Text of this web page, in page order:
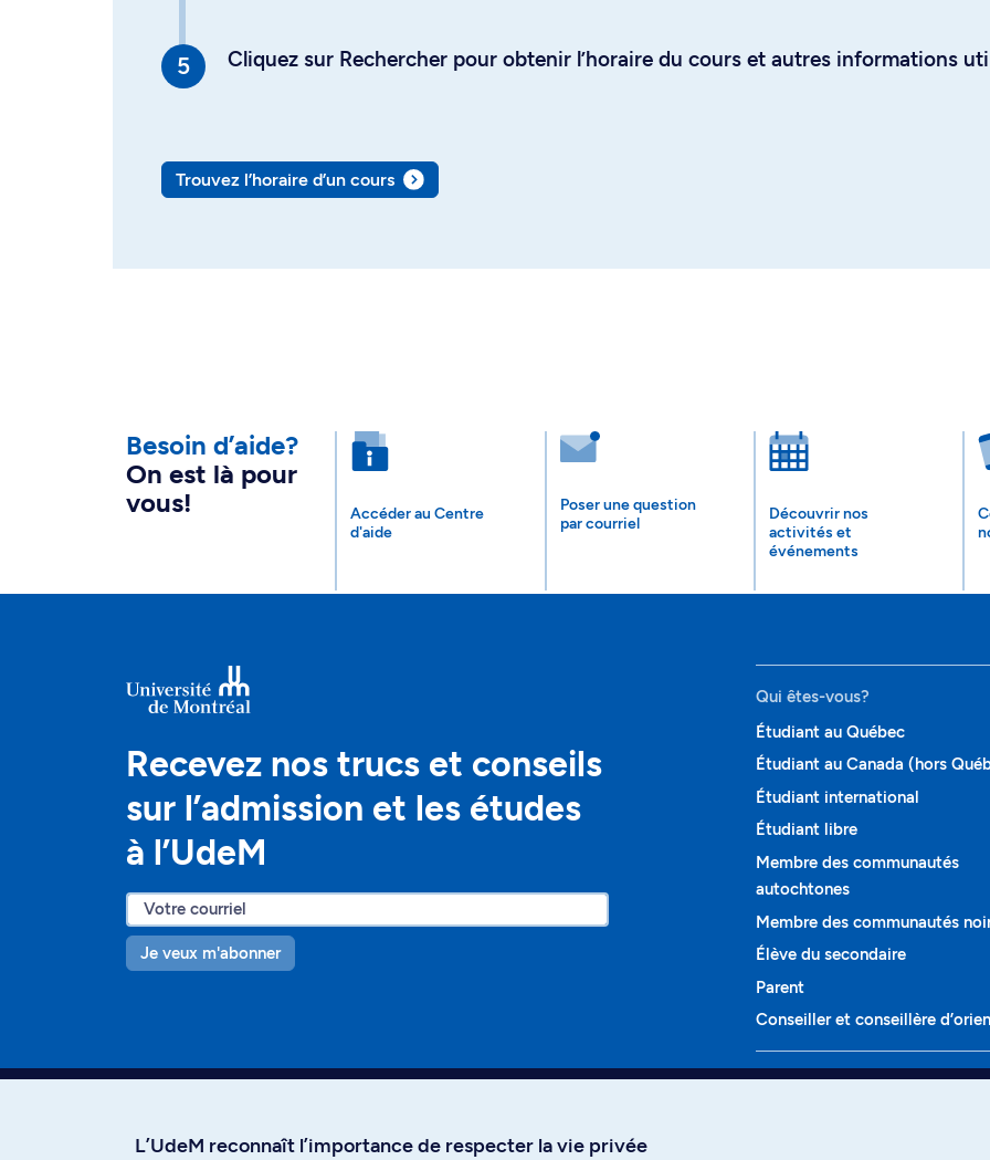
Cliquez sur Rechercher pour obtenir l’horaire du cours et autres informations
Trouvez l’horaire d’un cours
Besoin d’aide?
On est là pour
vous!
Accéder au Centre
d'aide
Poser une question
par courriel
Découvrir nos
activités et
événements
Recevez nos trucs et conseils
sur l’admission et les études
à l’UdeM
Je veux m'abonner
Qui êtes-vous?
Étudiant au Québec
Étudiant au Canada (hors
Étudiant international
Étudiant libre
Membre des communautés
autochtones
Membre des communautés
Élève du secondaire
Parent
Conseiller et conseillère
Programmes et cours
L’UdeM reconnaît l’importance de respecter la vie privée